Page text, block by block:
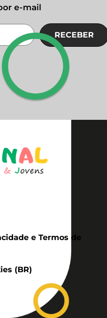
e-mail
RECEBER
e Termos de
(BR)